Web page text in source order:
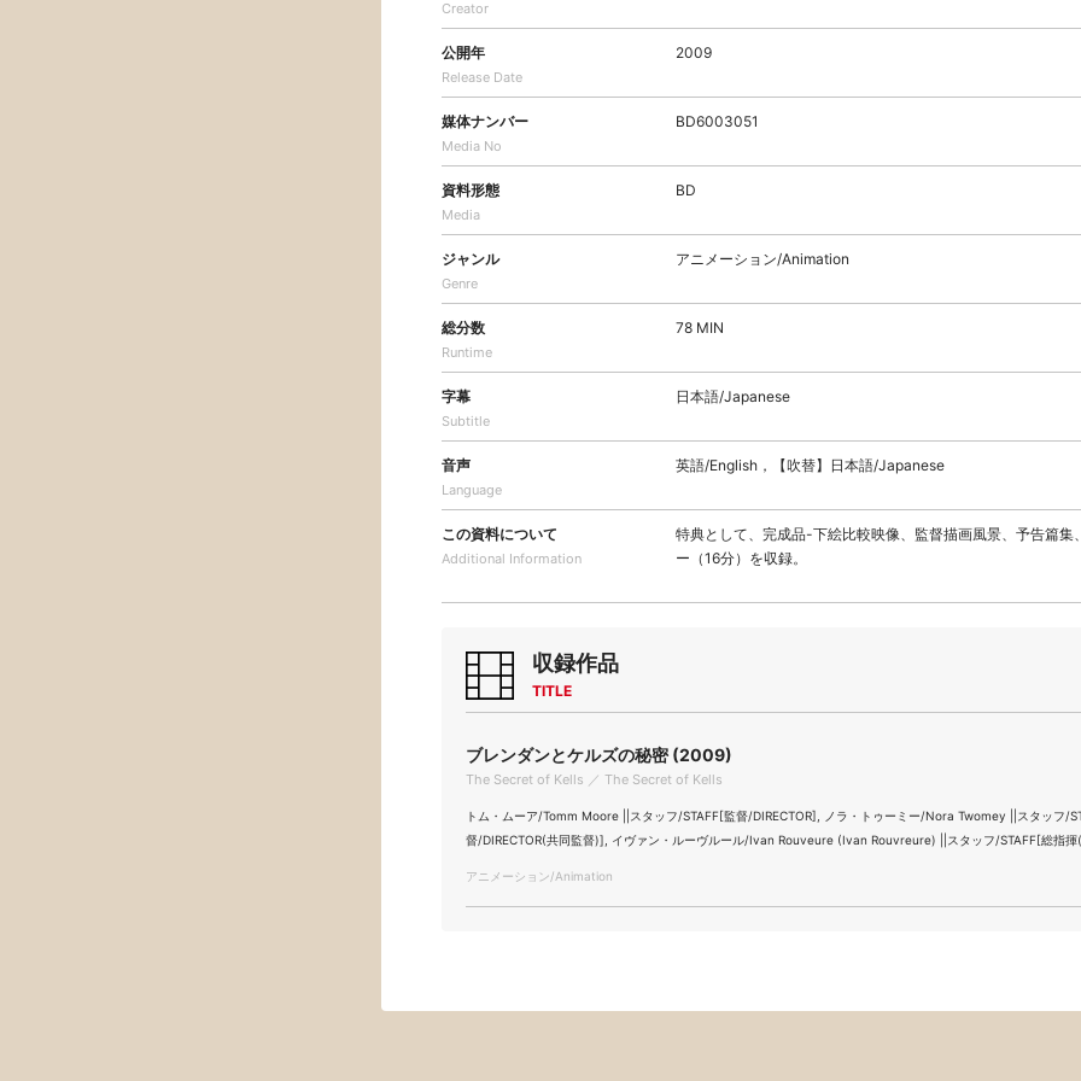
Creator
公開年
Release Date
2009
媒体ナンバー
Media No
BD6003051
資料形態
Media
BD
ジャンル
Genre
アニメーション/Animation
総分数
Runtime
78 MIN
字幕
Subtitle
日本語/Japanese
音声
Language
英語/English，【吹替】日本語/Japanese
この資料について
Additional Information
特典として、完成品-下絵比較映像、監督描画風景、予告篇集
ー（16分）を収録。
収録作品
TITLE
ブレンダンとケルズの秘密 (2009)
The Secret of Kells ／ The Secret of Kells
トム・ムーア/Tomm Moore ||スタッフ/STAFF[監督/DIRECTOR], ノラ・トゥーミー/Nora Twomey ||スタッフ/
督/DIRECTOR(共同監督)], イヴァン・ルーヴルール/Ivan Rouveure (Ivan Rouvreure) ||スタッフ/STAFF[総指揮
アニメーション/Animation